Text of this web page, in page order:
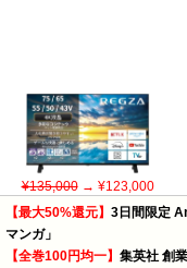
¥135,000→ ¥123,000
【最大50%還元】 3日間限定
マンガ」
【全巻100円均一】 集英社 創